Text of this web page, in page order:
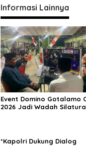
Informasi Lainnya
Event Domino Gotalamo
2026 Jadi Wadah
*Kapolri Dukung Dialog